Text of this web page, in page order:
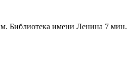
м. Библиотека имени Ленина 7 мин.